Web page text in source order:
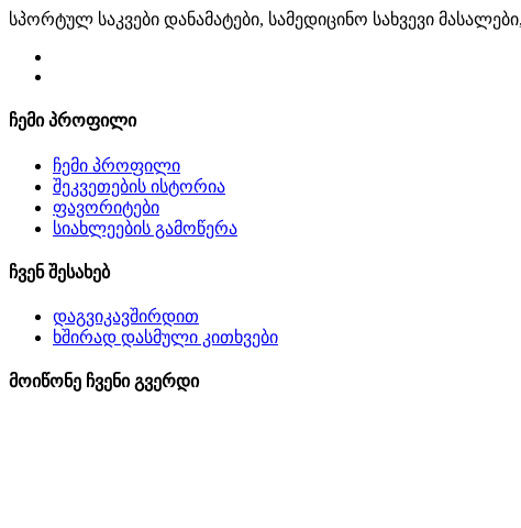
სპორტულ საკვები დანამატები, სამედიცინო სახვევი
ჩემი პროფილი
ჩემი პროფილი
შეკვეთების ისტორია
ფავორიტები
სიახლეების გამოწერა
ჩვენ შესახებ
დაგვიკავშირდით
ხშირად დასმული კითხვები
მოიწონე ჩვენი გვერდი